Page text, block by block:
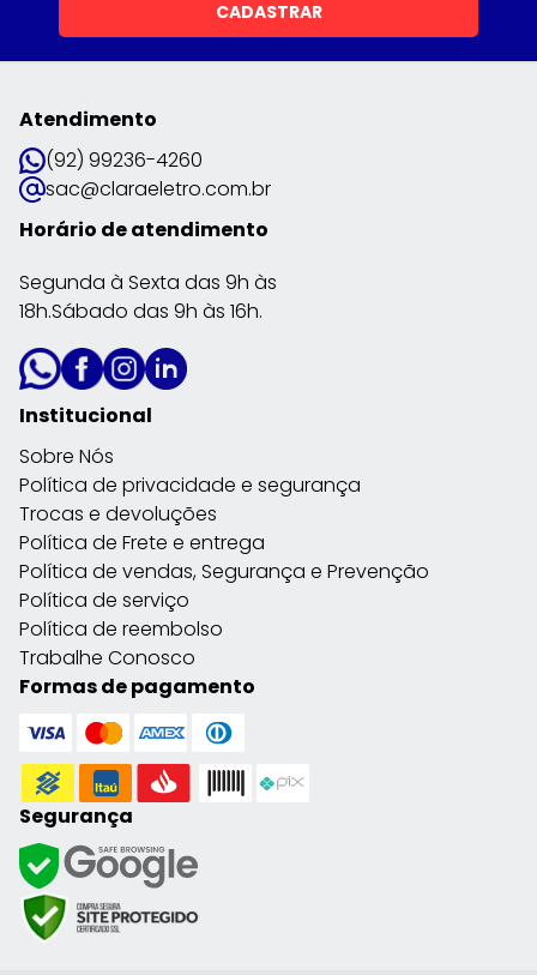
CADASTRAR
Atendimento
(92) 99236-4260
sac@claraeletro.com.br
Horário de atendimento
Segunda à Sexta das 9h às
18h.Sábado das 9h às 16h.
Institucional
Sobre Nós
Política de privacidade e segurança
Trocas e devoluções
Política de Frete e entrega
Política de vendas, Segurança e Prevenção
Política de serviço
Política de reembolso
Trabalhe Conosco
Formas de pagamento
Segurança